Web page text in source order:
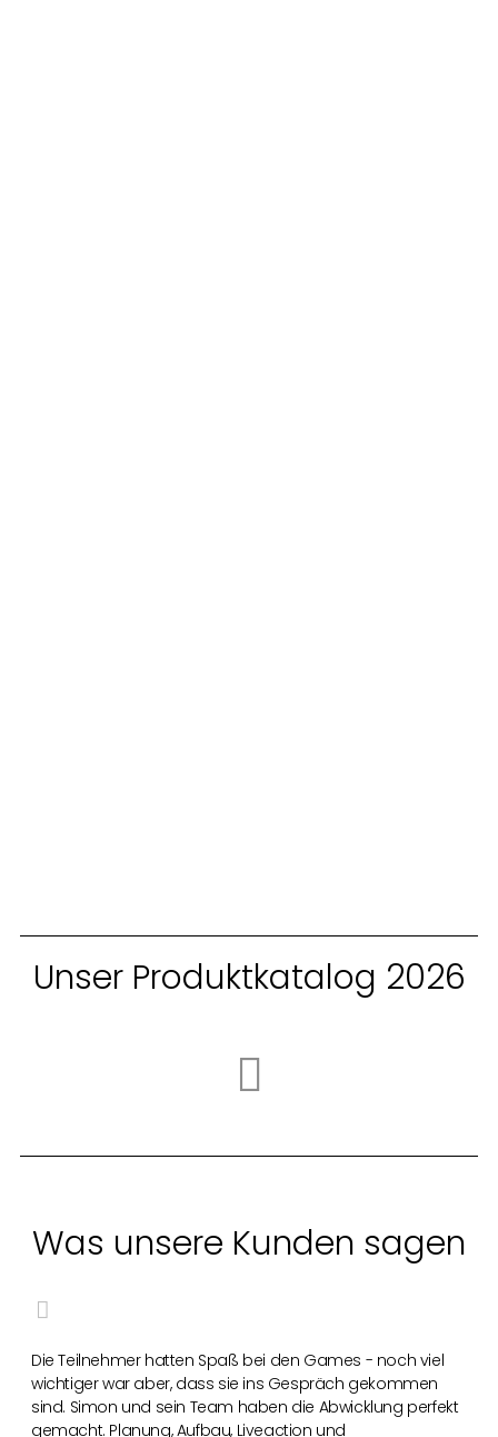
Unser Produktkatalog 2026
Was unsere Kunden sagen
Die Teilnehmer hatten Spaß bei den Games - noch viel
wichtiger war aber, dass sie ins Gespräch gekommen
sind. Simon und sein Team haben die Abwicklung perfekt
gemacht. Planung, Aufbau, Liveaction und